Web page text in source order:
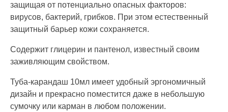
защищая от потенциально опасных факторов:
вирусов, бактерий, грибков. При этом естественный
защитный барьер кожи сохраняется.
Содержит глицерин и пантенол, известный своим
заживляющим свойством.
Туба-карандаш 10мл имеет удобный эргономичный
дизайн и прекрасно поместится даже в небольшую
сумочку или карман в любом положении.